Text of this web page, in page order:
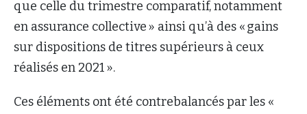
que celle du trimestre comparatif, notamment
en assurance collective » ainsi qu’à des « gains
sur dispositions de titres supérieurs à ceux
réalisés en 2021 ».
Ces éléments ont été contrebalancés par les «